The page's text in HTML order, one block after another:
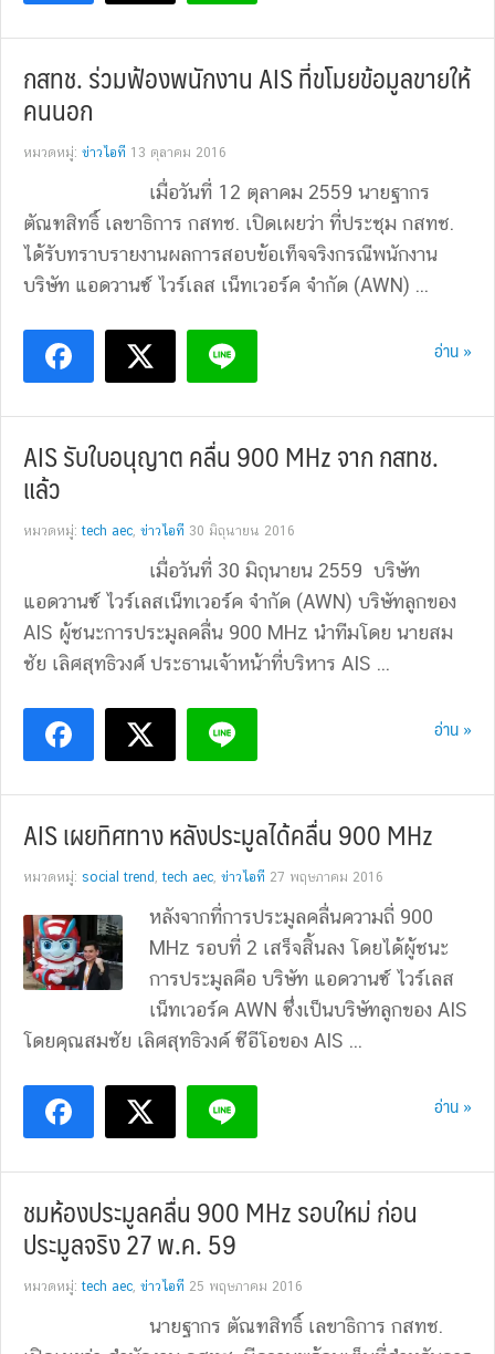
กสทช. ร่วมฟ้องพนักงาน AIS ที่ขโมยข้อมูลขายให้
คนนอก
หมวดหมู่: ข่าวไอที 13 ตุลาคม 2016
เมื่อวันที่ 12 ตุลาคม 2559 นายฐากร
ตัณฑสิทธิ์ เลขาธิการ กสทช. เปิดเผยว่า ที่ประชุม กสทช.
ได้รับทราบรายงานผลการสอบข้อเท็จจริงกรณีพนักงาน
บริษัท แอดวานซ์ ไวร์เลส เน็ทเวอร์ค จำกัด (AWN) ...
อ่าน »
AIS รับใบอนุญาต คลื่น 900 MHz จาก กสทช.
แล้ว
หมวดหมู่:tech aec, ข่าวไอที 30 มิถุนายน 2016
เมื่อวันที่ 30 มิถุนายน 2559 บริษัท
แอดวานซ์ ไวร์เลสเน็ทเวอร์ค จำกัด (AWN) บริษัทลูกของ
AIS ผู้ชนะการประมูลคลื่น 900 MHz นำทีมโดย นายสม
ชัย เลิศสุทธิวงศ์ ประธานเจ้าหน้าที่บริหาร AIS ...
อ่าน »
AIS เผยทิศทาง หลังประมูลได้คลื่น 900 MHz
หมวดหมู่: social trend ,tech aec, ข่าวไอที 27 พฤษภาคม 2016
หลังจากที่การประมูลคลื่นความถี่ 900
MHz รอบที่ 2 เสร็จสิ้นลง โดยได้ผู้ชนะ
การประมูลคือ บริษัท แอดวานซ์ ไวร์เลส
เน็ทเวอร์ค AWN ซึ่งเป็นบริษัทลูกของ AIS
โดยคุณสมชัย เลิศสุทธิวงค์ ซีอีโอของ AIS ...
อ่าน »
ชมห้องประมูลคลื่น 900 MHz รอบใหม่ ก่อน
ประมูลจริง 27 พ.ค. 59
หมวดหมู่:tech aec, ข่าวไอที 25 พฤษภาคม 2016
นายฐากร ตัณฑสิทธิ์ เลขาธิการ กสทช.